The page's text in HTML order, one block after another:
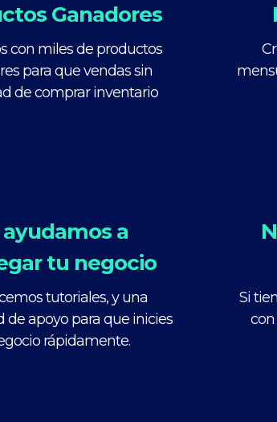
Ganadores
con miles de productos
para que vendas sin
de comprar inventario
ayudamos a
tu negocio
tutoriales, y una
de apoyo para que inicies
rápidamente.
Si